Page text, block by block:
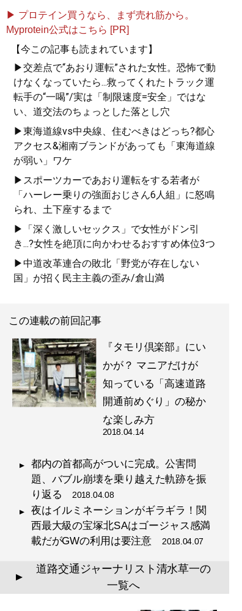
▶ プロテイン買うなら、まず売れ筋から。
Myprotein公式はこちら [PR]
【今この記事も読まれています】
▶交差点で“あおり運転”された女性。恐怖で動
けなくなっていたら...救ってくれたトラック運
転手の“一喝”/実は「制限速度=安全」ではな
い、道交法のちょっとした落とし穴
▶東海道線vs中央線、住むべきはどっち?都心
アクセス&湘南ブランドがあっても「東海道線
が弱い」ワケ
▶スポーツカーであおり運転をする若者が
「ハーレー乗りの強面おじさん6人組」に怒鳴
られ、土下座するまで
▶「深く激しいセックス」で女性がドン引
き...?女性を絶頂に向かわせるおすすめ体位3つ
▶中道改革連合の敗北「野党が存在しない
国」が招く民主主義の歪み/倉山満
この連載の前回記事
『タモリ倶楽部』にい
かが？ マニアだけが
知っている「高速道路
開通前めぐり」の秘か
な楽しみ方
2018.04.14
都内の首都高がついに完成。公害問
題、バブル崩壊を乗り越えた軌跡を振
り返る2018.04.08
夜はイルミネーションがギラギラ！関
西最大級の宝塚北SAはゴージャス感満
載だがGWの利用は要注意2018.04.07
▲
道路交通ジャーナリスト清水草一の
一覧へ